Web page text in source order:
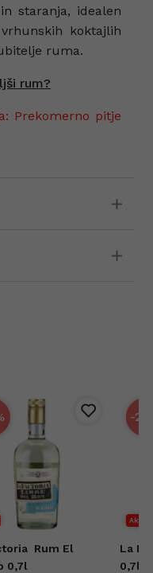
staranja, idealen
koktajlih
ruma.
rum?
Prekomerno pitje
Rum El
0,7l
-25
Akcija
La
0,7l